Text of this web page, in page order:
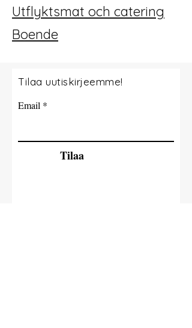
Utflyktsmat och catering
Boende
Tilaa uutiskirjeemme!
Email
Tilaa